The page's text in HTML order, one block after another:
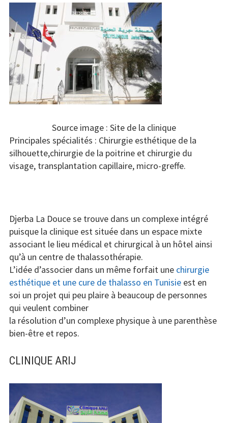
Source image : Site de la clinique
Principales spécialités : Chirurgie esthétique de la
silhouette,chirurgie de la poitrine et chirurgie du
visage, transplantation capillaire, micro-greffe.
Djerba La Douce se trouve dans un complexe intégré
puisque la clinique est située dans un espace mixte
associant le lieu médical et chirurgical à un hôtel ainsi
qu’à un centre de thalassothérapie.
L’idée d’associer dans un même forfait une chirurgie
esthétique et une cure de thalasso en Tunisieest en
soi un projet qui peu plaire à beaucoup de personnes
qui veulent combiner
la résolution d’un complexe physique à une parenthèse
bien-être et repos.
CLINIQUE ARIJ